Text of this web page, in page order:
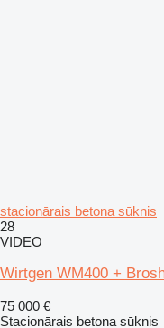
stacionārais betona sūknis
28
VIDEO
Wirtgen WM400 +
75 000 €
Stacionārais betona sūknis